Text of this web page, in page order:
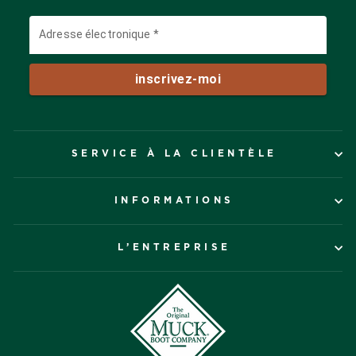
SERVICE À LA CLIENTÈLE
INFORMATIONS
L’ENTREPRISE